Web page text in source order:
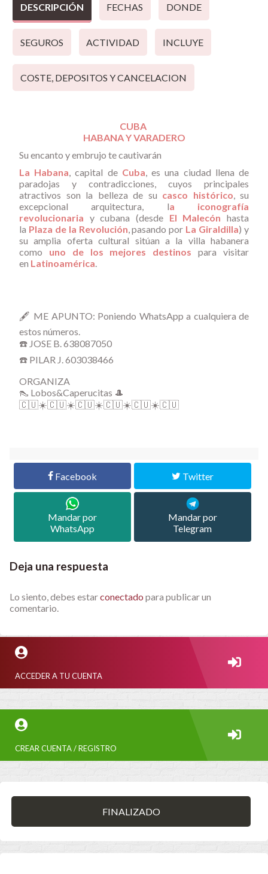
DESCRIPCIÓN FECHAS DONDE
SEGUROS ACTIVIDAD INCLUYE
COSTE, DEPOSITOS Y CANCELACION
CUBA
HABANA Y VARADERO
Su encanto y embrujo te cautivarán
La Habana , capital de Cuba , es una ciudad llena de
paradojas y contradicciones, cuyos principales
atractivos son la belleza de su casco histórico , su
excepcional arquitectura, la iconografía
revolucionaria y cubana (desde El Malecón hasta
la Plaza de la Revolución , pasando por La Giraldilla) y
su amplia oferta cultural sitúan a la villa habanera
como uno de los mejores destinos para visitar
en Latinoamérica
🖋️ ME APUNTO: Poniendo WhatsApp a cualquiera de
estos números.
☎️ JOSE B. 638087050
☎️ PILAR J. 603038466
ORGANIZA
👠 Lobos&Caperucitas 🎩
🇨🇺☀️🇨🇺☀️🇨🇺☀️🇨🇺☀️🇨🇺☀️🇨🇺
Facebook Twitter
Mandar por
WhatsApp
Mandar por
Telegram
Deja una respuesta
Lo siento, debes estarconectado para publicar un
comentario.
ACCEDER A TU CUENTA
CREAR CUENTA / REGISTRO
FINALIZADO